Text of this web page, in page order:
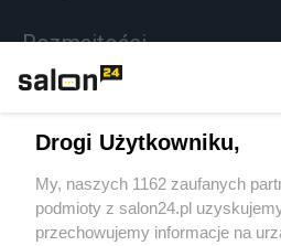
Rozmaitości
Sport
Społeczeństwo
Drogi Użytkowniku,
My, naszych 1162 zaufanych
podmioty z salon24.pl
przechowujemy informacje na